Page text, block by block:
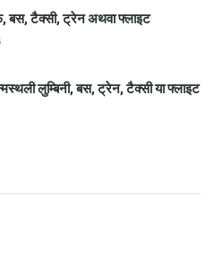
बस, टैक्सी, ट्रेन अथवा फ्लाइट
लुम्बिनी, बस, ट्रेन, टैक्सी या फ्लाइट